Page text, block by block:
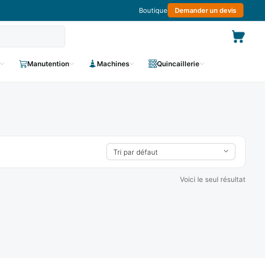
Boutique Demander un devis
Manutention Machines Quincaillerie
Voici le seul résultat